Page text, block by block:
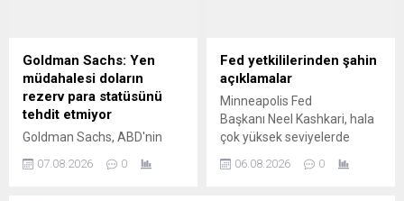
Goldman Sachs: Yen
müdahalesi doların
rezerv para statüsünü
tehdit etmiyor
Goldman Sachs, ABD'nin
Japonya'nın yeni
desteklemek amacıyla
07.08.2026 0
Fed yetkililerinden şahin
açıklamalar
Minneapolis Fed
Başkanı Neel Kashkari, hala
çok yüksek seviyelerde
seyreden enflasyonu
dizginlemek için ABD
06.08.2026 0